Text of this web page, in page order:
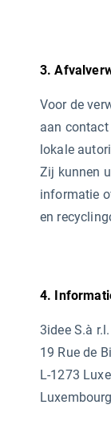
3.
Voor de
aan contact
lokale
Zij kunnen
informatie
en
4.
3idee S.à r.l.
19 Rue de
L-1273
Luxembourg